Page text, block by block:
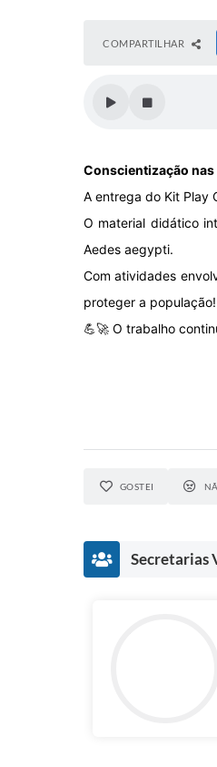
COMPARTILHAR
Conscientização nas
A entrega do Kit Play
O material didático
Aedes aegypti.
Com atividades
proteger a população!
💪🚀 O trabalho
GOSTEI
Secretarias